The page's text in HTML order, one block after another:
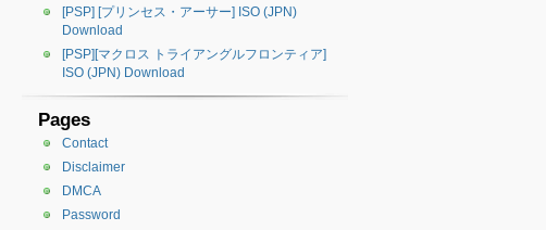
[PSP] [プリンセス・アーサー] ISO (JPN)
Download
[PSP][マクロス トライアングルフロンティア]
ISO (JPN) Download
Pages
Contact
Disclaimer
DMCA
Password